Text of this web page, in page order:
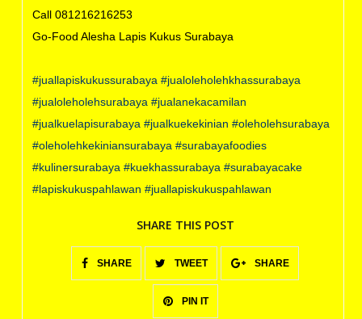
Call 081216216253
Go-Food Alesha Lapis Kukus Surabaya
#juallapiskukussurabaya #jualoleholehkhassurabaya
#jualoleholehsurabaya #jualanekacamilan
#jualkuelapisurabaya #jualkuekekinian #oleholehsurabaya
#oleholehkekiniansurabaya #surabayafoodies
#kulinersurabaya #kuekhassurabaya #surabayacake
#lapiskukuspahlawan #juallapiskukuspahlawan
SHARE THIS POST
SHARE TWEET SHARE
PIN IT